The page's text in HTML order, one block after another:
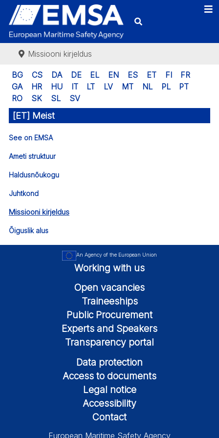
Missiooni kirjeldus
BG CS DA DE EL EN ES ET FI
FR
GA
HR HU IT LT LV MT NL PL
PT
RO
SK SL SV
[ET] Meist
See on EMSA
Ameti struktuur
Haldusnõukogu
Juhtkond
Missiooni kirjeldus
Õiguslik alus
An Agency of the European Union
Working with us
Open vacancies
Traineeships
Public Procurement
Experts and Speakers
Transparency portal
Data protection
Access to documents
Legal notice
Accessibility
Contact
European Maritime Safety Agency